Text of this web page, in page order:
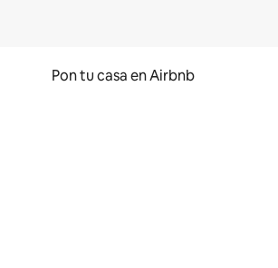
Pon tu casa en Airbnb